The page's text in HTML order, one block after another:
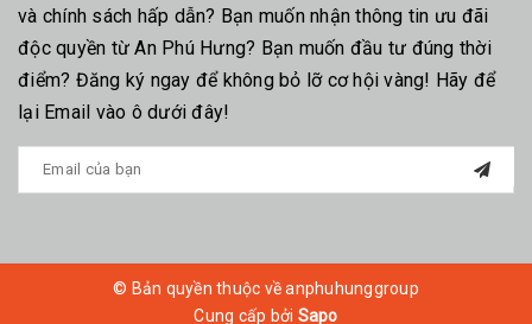
và chính sách hấp dẫn? Bạn muốn nhận thông tin ưu đãi
độc quyền từ An Phú Hưng? Bạn muốn đầu tư đúng thời
điểm? Đăng ký ngay để không bỏ lỡ cơ hội vàng! Hãy để
lại Email vào ô dưới đây!
© Bản quyền thuộc về anphuhunggroup
Cung cấp bởi Sapo